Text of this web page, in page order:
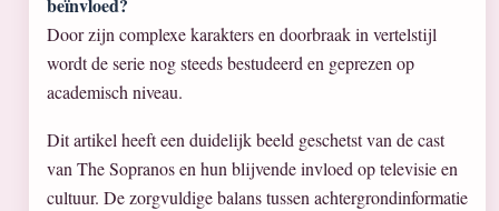
beïnvloed?
Door zijn complexe karakters en doorbraak in vertelstijl
wordt de serie nog steeds bestudeerd en geprezen op
academisch niveau.
Dit artikel heeft een duidelijk beeld geschetst van de cast
van The Sopranos en hun blijvende invloed op televisie en
cultuur. De zorgvuldige balans tussen achtergrondinformatie